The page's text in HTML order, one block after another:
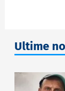
Ultime